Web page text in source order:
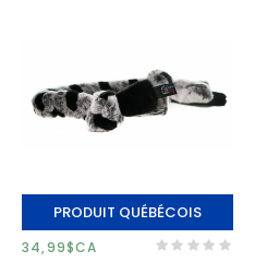
PRODUIT QUÉBÉCOIS
34,99$CA